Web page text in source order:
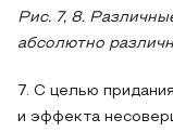
Рис. 7, 8.
абсолютно
7. С целью
и эффекта